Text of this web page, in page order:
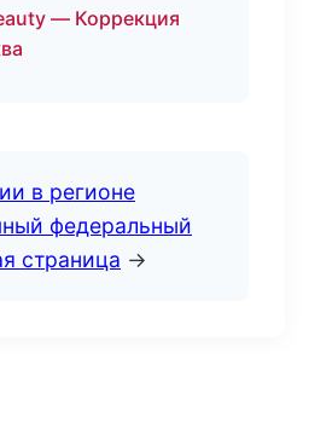
— Коррекция
в регионе
федеральный
страница →